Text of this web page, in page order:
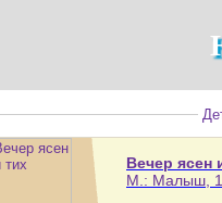
Вечер ясен
М.: Малыш,